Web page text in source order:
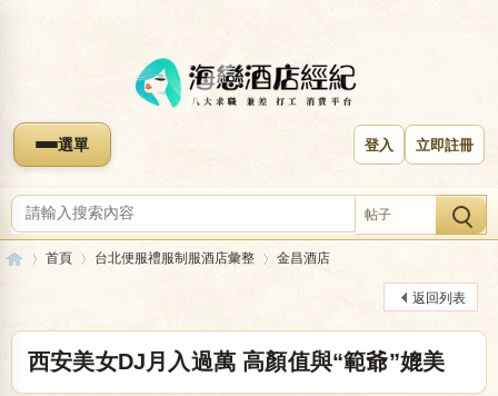
選單 登入 立即註冊
帖子
»
首頁
›
台北便服禮服制服酒店彙整
›
金昌酒店
返回列表
西安美女DJ月入過萬 高顏值與“範爺”媲美